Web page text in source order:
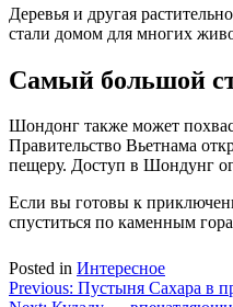
Деревья и другая
стали домом для многих
Самый большой
Шондонг также может
Правительство Вьетнама
пещеру. Доступ в Шондунг
Если вы готовы к
спуститься по каменным
Posted in Интересное
Навигация
Previous: Пустыня Сахара в